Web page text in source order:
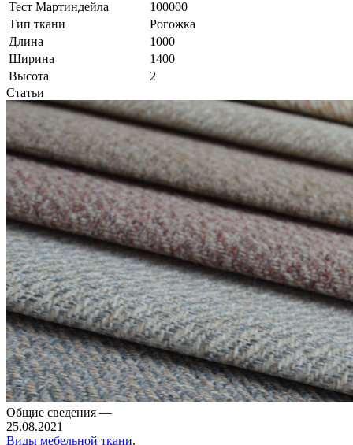
Тест Мартиндейла
100000
Тип ткани
Рогожка
Длина
1000
Ширина
1400
Высота
2
Статьи
Общие сведения —
25.08.2021
Виды мебельной ткани.